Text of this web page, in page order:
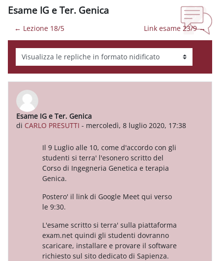
Esame IG e Ter. Genica
← Lezione 18/5 Link esame 23/9 →
Modalità visualizzazione
Esame IG e Ter. Genica
di CARLO PRESUTTI - mercoledì, 8 luglio 2020, 17:38
Numero di risposte: 0
Il 9 Luglio alle 10, come d'accordo con gli
studenti si terra' l'esonero scritto del
Corso di Ingegneria Genetica e terapia
Genica.
Postero' il link di Google Meet qui verso
le 9:30.
L'esame scritto si terra' sulla piattaforma
exam.net quindi gli studenti dovranno
scaricare, installare e provare il software
richiesto sul sito dedicato di Sapienza.